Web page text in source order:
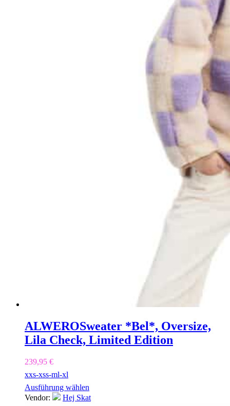
ALWEROSweater *Bel*, Oversize,
Lila Check, Limited Edition
239,95 €
xxs-xss-ml-xl
Ausführung wählen
Vendor:
Hej Skat